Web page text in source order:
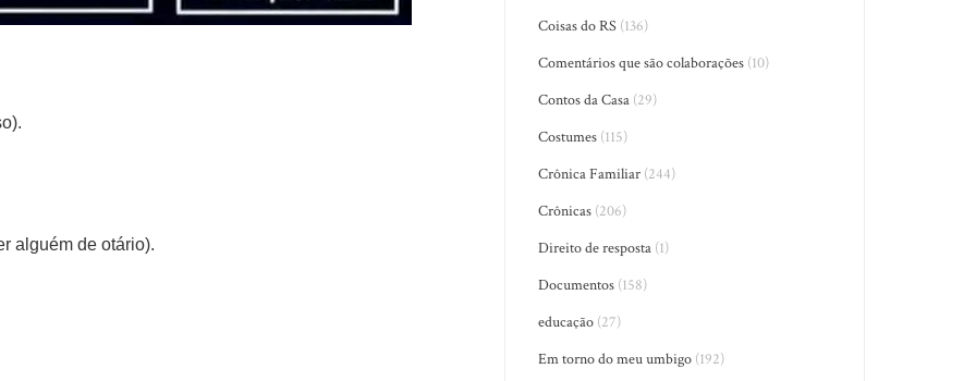
alguém de otário).
Coisas do RS (136)
Comentários que são colaborações (10)
Contos da Casa (29)
Costumes (115)
Crônica Familiar (244)
Crônicas (206)
Direito de resposta (1)
Documentos (158)
educação (27)
Em torno do meu umbigo (192)